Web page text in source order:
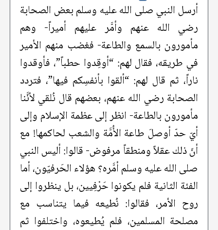
أرسل النبي صلى الله عليه وسلم بعض الصحابة
رضي الله عنهم وأمَّر عليهم أميراً- وهم
مأمورون بالسمع والطاعة- فغضب منهم الأمير
في طريقه، فقال لهم: “أوقِدوا حطباً”، فأوقدوا
ناراً، ثم قال لهم: “ألقوا بأنفسِكم فيها”، فتردد
الصحابة رضي الله عنهم، بعضهم قال نُلقي لأنَّنا
مأمورون بالطاعة- انظر إلى عظمة الإسلام وإلى
أيّ حدّ أوصلَ طاعة الأُمَّة والشعب لحاكمها! مع
أنّ ذلك عقلاً ومنطقاً مرفوض- قالوا: أليس النبي
صلى الله عليه وسلم أمَّره؟ هؤلاء الحَرفيّون، أما
الفئة الثانية فلم يكونوا حَرْفِيين، بل ينظروا إلى
روح الأمر، فقالوا: نُطيعه فيما يتناسب مع
مصلحة المسلمين، فلم يُطيعوه، واختلفوا ثم